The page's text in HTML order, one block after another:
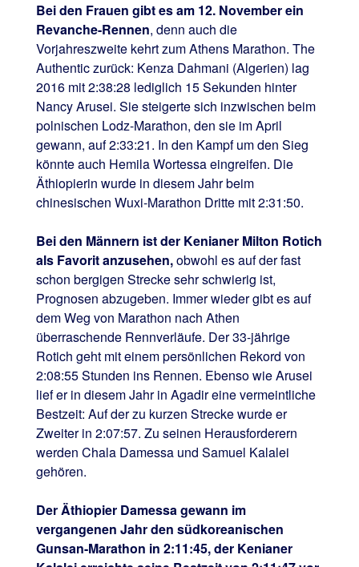
Bei den Frauen gibt es am 12. November ein
Revanche-Rennen, denn auch die
Vorjahreszweite kehrt zum Athens Marathon. The
Authentic zurück: Kenza Dahmani (Algerien) lag
2016 mit 2:38:28 lediglich 15 Sekunden hinter
Nancy Arusei. Sie steigerte sich inzwischen beim
polnischen Lodz-Marathon, den sie im April
gewann, auf 2:33:21. In den Kampf um den Sieg
könnte auch Hemila Wortessa eingreifen. Die
Äthiopierin wurde in diesem Jahr beim
chinesischen Wuxi-Marathon Dritte mit 2:31:50.
Bei den Männern ist der Kenianer Milton Rotich
als Favorit anzusehen,obwohl es auf der fast
schon bergigen Strecke sehr schwierig ist,
Prognosen abzugeben. Immer wieder gibt es auf
dem Weg von Marathon nach Athen
überraschende Rennverläufe. Der 33-jährige
Rotich geht mit einem persönlichen Rekord von
2:08:55 Stunden ins Rennen. Ebenso wie Arusei
lief er in diesem Jahr in Agadir eine vermeintliche
Bestzeit: Auf der zu kurzen Strecke wurde er
Zweiter in 2:07:57. Zu seinen Herausforderern
werden Chala Damessa und Samuel Kalalei
gehören.
Der Äthiopier Damessa gewann im
vergangenen Jahr den südkoreanischen
Gunsan-Marathon in 2:11:45, der Kenianer